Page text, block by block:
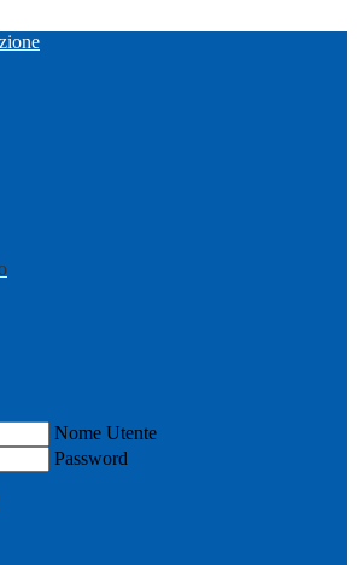
Nome Utente
Password